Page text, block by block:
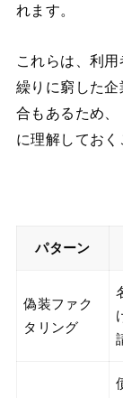
れます。
これらは、利
繰りに窮した
合もあるため
に理解しておく
パターン
偽装ファク
タリング